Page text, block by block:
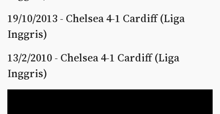
19/10/2013 - Chelsea 4-1 Cardiff (Liga
Inggris)
13/2/2010 - Chelsea 4-1 Cardiff (Liga
Inggris)